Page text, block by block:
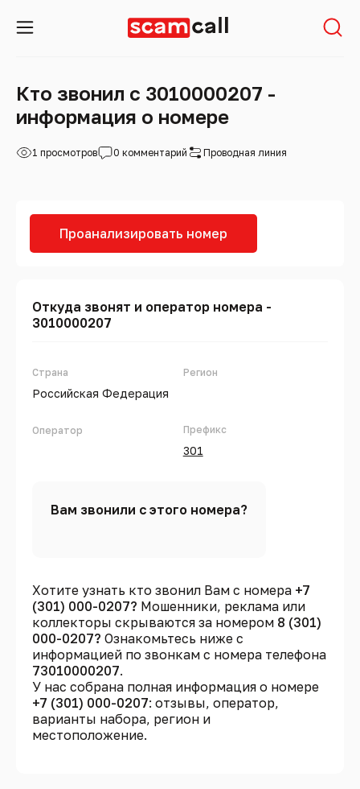
Кто звонил с 3010000207 -
информация о номере
1 просмотров 0 комментарий Проводная линия
Проанализировать номер
Откуда звонят и оператор номера -
3010000207
Страна
Российская Федерация
Оператор
Регион
Префикс
301
Вам звонили с этого номера?
Хотите узнать кто звонил Вам с номера +7
(301) 000-0207? Мошенники, реклама или
коллекторы скрываются за номером 8 (301)
000-0207? Ознакомьтесь ниже с
информацией по звонкам с номера телефона
73010000207.
У нас собрана полная информация о номере
+7 (301) 000-0207: отзывы, оператор,
варианты набора, регион и
местоположение.